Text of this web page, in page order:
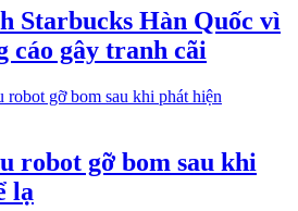
Starbucks Hàn Quốc vì
cáo gây tranh cãi
robot gỡ bom sau khi
lạ